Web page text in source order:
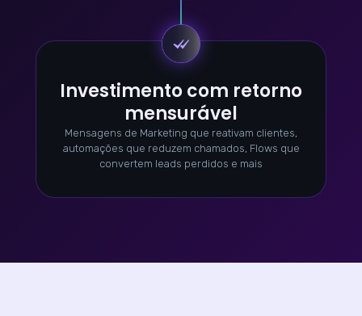
Investimento com retorno
mensurável
Mensagens de Marketing que reativam clientes,
automações que reduzem chamados, Flows que
convertem leads perdidos e mais